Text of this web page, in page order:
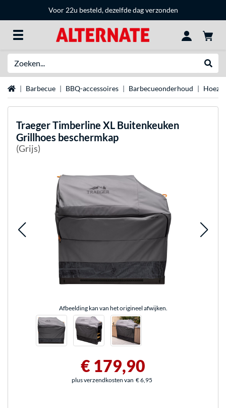
Voor 22u besteld, dezelfde dag verzonden
Home Barbecue BBQ-accessoires Barbecueonderhoud
TraegerTimberline XL Buitenkeuken
Grillhoes beschermkap
(Grijs)
Afbeelding kan van het origineel afwijken.
€ 179,90
plus verzendkosten van € 6,95